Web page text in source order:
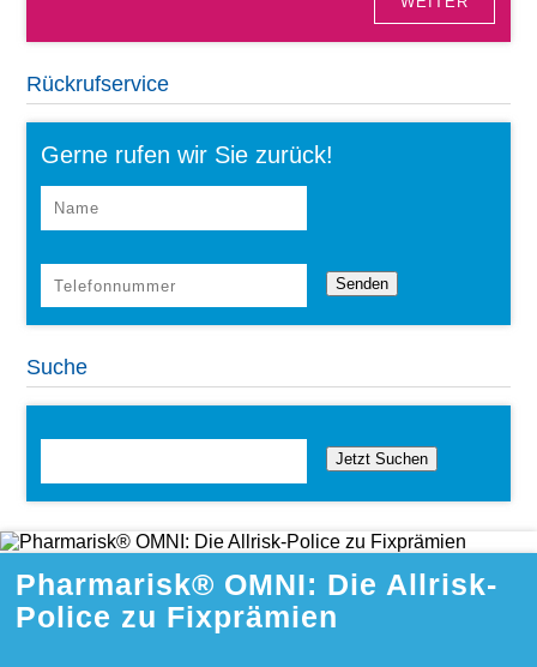
Rückrufservice
Gerne rufen wir Sie zurück!
Suche
Jetzt Suchen
Pharmarisk® OMNI: Die Allrisk-
Police zu Fixprämien